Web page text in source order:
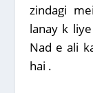
zindagi
lanay k
Nad e ali
hai .